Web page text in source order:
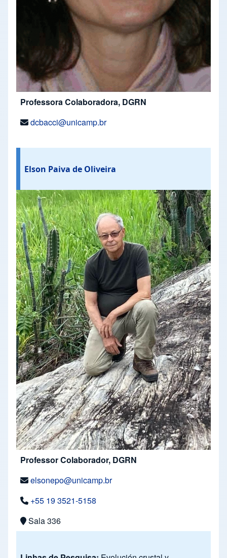
Professora Colaboradora, DGRN
dcbacci@unicamp.br
Elson Paiva de Oliveira
Professor Colaborador, DGRN
elsonepo@unicamp.br
+55 19 3521-5158
Sala 336